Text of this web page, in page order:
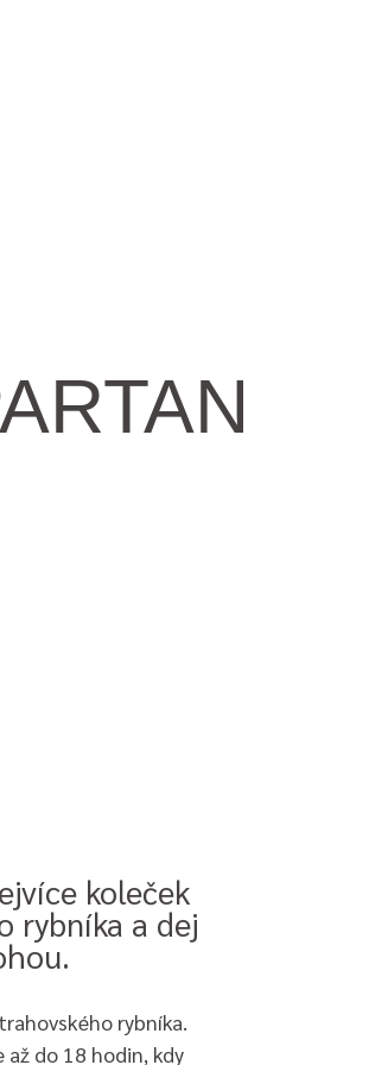
koleček
rybníka a dej
rybníka.
až do 18 hodin, kdy